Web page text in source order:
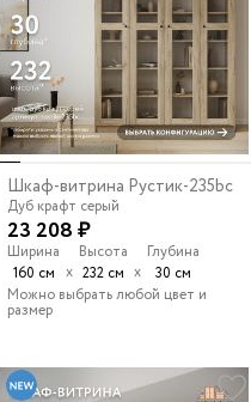
Шкаф-витрина Рустик-235bc
Дуб крафт серый
23 208 ₽
Ширина
160 см х
Высота
232 см х
Глубина
30 см
Можно выбрать любой цвет и
размер